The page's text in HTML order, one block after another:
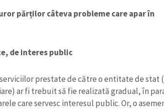
părților câteva probleme care apar în
de interes public
prestate de către o entitate de stat
ar fi trebuit să fie realizată gradual, în
care servesc interesul public. Or, o
+ Mesajul știrei